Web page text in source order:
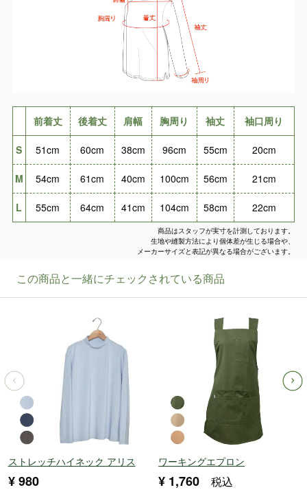
前着丈 後着丈 肩幅 胸周り 袖丈 袖口周り
S 51cm 60cm 38cm 96cm 55cm 20cm
M 54cm 61cm 40cm 100cm 56cm 21cm
L 55cm 64cm 41cm 104cm 58cm 22cm
商品はスタッフが実寸を計測しております。
生地や縫製方法により個体差が生じる場合や、
メーカーサイズと表記が異なる場合がございます。
ストレッチハイネック アリス
¥ 980
ワーキングエプロン
¥ 1,760 税込